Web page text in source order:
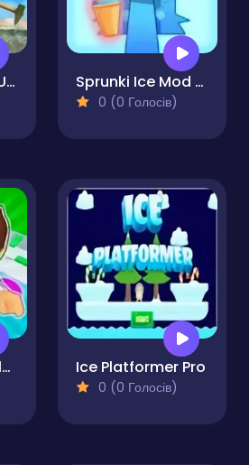
Getting Over it Unblocked Sprunki Ice Mod - Aqua
0 (0 Голосів)
Roblox Obbi Only Up Ice Platformer Pro
0 (0 Голосів)